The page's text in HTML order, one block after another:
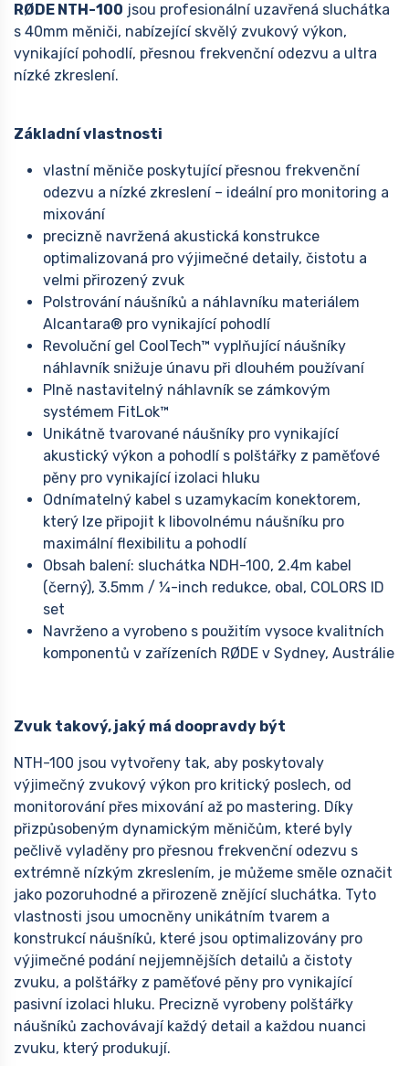
RØDE NTH-100 jsou profesionální uzavřená sluchátka
s 40mm měniči, nabízející skvělý zvukový výkon,
vynikající pohodlí, přesnou frekvenční odezvu a ultra
nízké zkreslení.
Základní vlastnosti
vlastní měniče poskytující přesnou frekvenční
odezvu a nízké zkreslení – ideální pro monitoring a
mixování
precizně navržená akustická konstrukce
optimalizovaná pro výjimečné detaily, čistotu a
velmi přirozený zvuk
Polstrování náušníků a náhlavníku materiálem
Alcantara® pro vynikající pohodlí
Revoluční gel CoolTech™ vyplňující náušníky
náhlavník snižuje únavu při dlouhém používaní
Plně nastavitelný náhlavník se zámkovým
systémem FitLok™
Unikátně tvarované náušníky pro vynikající
akustický výkon a pohodlí s polštářky z paměťové
pěny pro vynikající izolaci hluku
Odnímatelný kabel s uzamykacím konektorem,
který lze připojit k libovolnému náušníku pro
maximální flexibilitu a pohodlí
Obsah balení: sluchátka NDH-100, 2.4m kabel
(černý), 3.5mm / ¼-inch redukce, obal, COLORS ID
set
Navrženo a vyrobeno s použitím vysoce kvalitních
komponentů v zařízeních RØDE v Sydney, Austrálie
Zvuk takový, jaký má doopravdy být
NTH-100 jsou vytvořeny tak, aby poskytovaly
výjimečný zvukový výkon pro kritický poslech, od
monitorování přes mixování až po mastering. Díky
přizpůsobeným dynamickým měničům, které byly
pečlivě vyladěny pro přesnou frekvenční odezvu s
extrémně nízkým zkreslením, je můžeme směle označit
jako pozoruhodné a přirozeně znějící sluchátka. Tyto
vlastnosti jsou umocněny unikátním tvarem a
konstrukcí náušníků, které jsou optimalizovány pro
výjimečné podání nejjemnějších detailů a čistoty
zvuku, a polštářky z paměťové pěny pro vynikající
pasivní izolaci hluku. Precizně vyrobeny polštářky
náušníků zachovávají každý detail a každou nuanci
zvuku, který produkují.